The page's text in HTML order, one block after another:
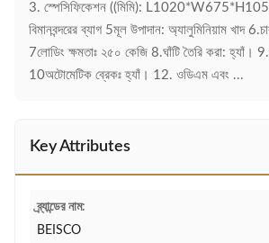
3. স্পেসিফিকেশন ((মিমি):
বিমানবন্দরের ব্যাগ 5মূল উপাদান: অ্যালুমিনিয়াম খাদ
7লোডিং ক্ষমতাঃ ২৫০ কেজি 8.ঘাঁটি তৈরি করা: হ্যাঁ।
10অটোমেটিক ব্রেকঃ হ্যাঁ। 12. ওডিএম এবং ...
Key Attributes
ব্র্যান্ডের নাম:
BEISCO